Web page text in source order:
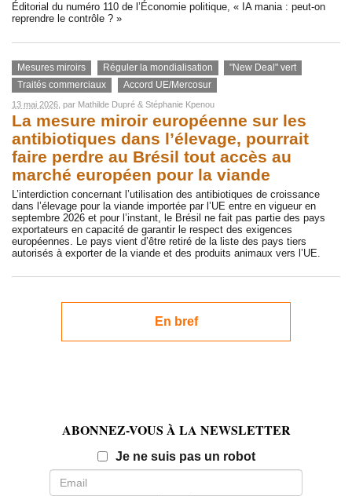
Éditorial du numéro 110 de l’Économie politique, « IA mania : peut-on
reprendre le contrôle ? »
Mesures miroirs Réguler la mondialisation
"New Deal" vert
Traités commerciaux
Accord UE/Mercosur
13 mai 2026 , par Mathilde Dupré & Stéphanie Kpenou
La mesure miroir européenne sur les
antibiotiques dans l’élevage, pourrait
faire perdre au Brésil tout accès au
marché européen pour la viande
L’interdiction concernant l’utilisation des antibiotiques de croissance
dans l’élevage pour la viande importée par l’UE entre en vigueur en
septembre 2026 et pour l’instant, le Brésil ne fait pas partie des pays
exportateurs en capacité de garantir le respect des exigences
européennes. Le pays vient d’être retiré de la liste des pays tiers
autorisés à exporter de la viande et des produits animaux vers l’UE.
En bref
ABONNEZ-VOUS À LA NEWSLETTER
Je ne suis pas un robotEmail